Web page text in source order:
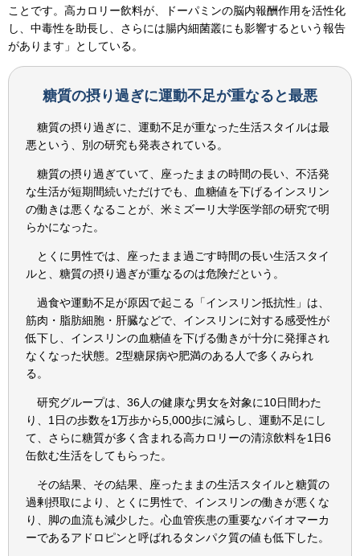
ことです。高カロリー飲料が、ドーパミンの脳内報酬作用を活性化
し、中毒性を助長し、さらには腸内細菌叢にも影響するという報告
があります」としている。
糖質の摂り過ぎに運動不足が重なると最悪
糖質の摂り過ぎに、運動不足が重なった生活スタイルは最
悪という、別の研究も発表されている。
糖質の摂り過ぎていて、座ったままの時間の長い、不活発
な生活が短期間続いただけでも、血糖値を下げるインスリン
の働きは悪くなることが、米ミズーリ大学医学部の研究で明
らかになった。
とくに男性では、座ったまま過ごす時間の長い生活スタイ
ルと、糖質の摂り過ぎが重なるのは危険だという。
過食や運動不足が原因で起こる「インスリン抵抗性」は、
筋肉・脂肪細胞・肝臓などで、インスリンに対する感受性が
低下し、インスリンの血糖値を下げる働きが十分に発揮され
なくなった状態。2型糖尿病や肥満のある人で多くみられ
る。
研究グループは、36人の健康な男女を対象に10日間わた
り、1日の歩数を1万歩から5,000歩に減らし、運動不足にし
て、さらに糖質が多く含まれる高カロリーの清涼飲料を1日6
缶飲む生活をしてもらった。
その結果、その結果、座ったままの生活スタイルと糖質の
過剰摂取により、とくに男性で、インスリンの働きが悪くな
り、脚の血流も減少した。心血管疾患の重要なバイオマーカ
ーであるアドロピンと呼ばれるタンパク質の値も低下した。